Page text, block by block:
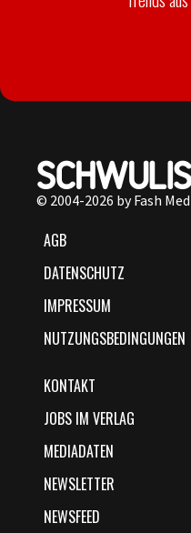
© 2004-2026 by Fash
AGB
DATENSCHUTZ
IMPRESSUM
NUTZUNGSBEDINGUNGEN
KONTAKT
JOBS IM VERLAG
MEDIADATEN
NEWSLETTER
NEWSFEED